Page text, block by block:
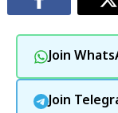
Join
Join